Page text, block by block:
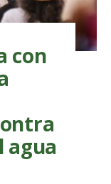
con
agua